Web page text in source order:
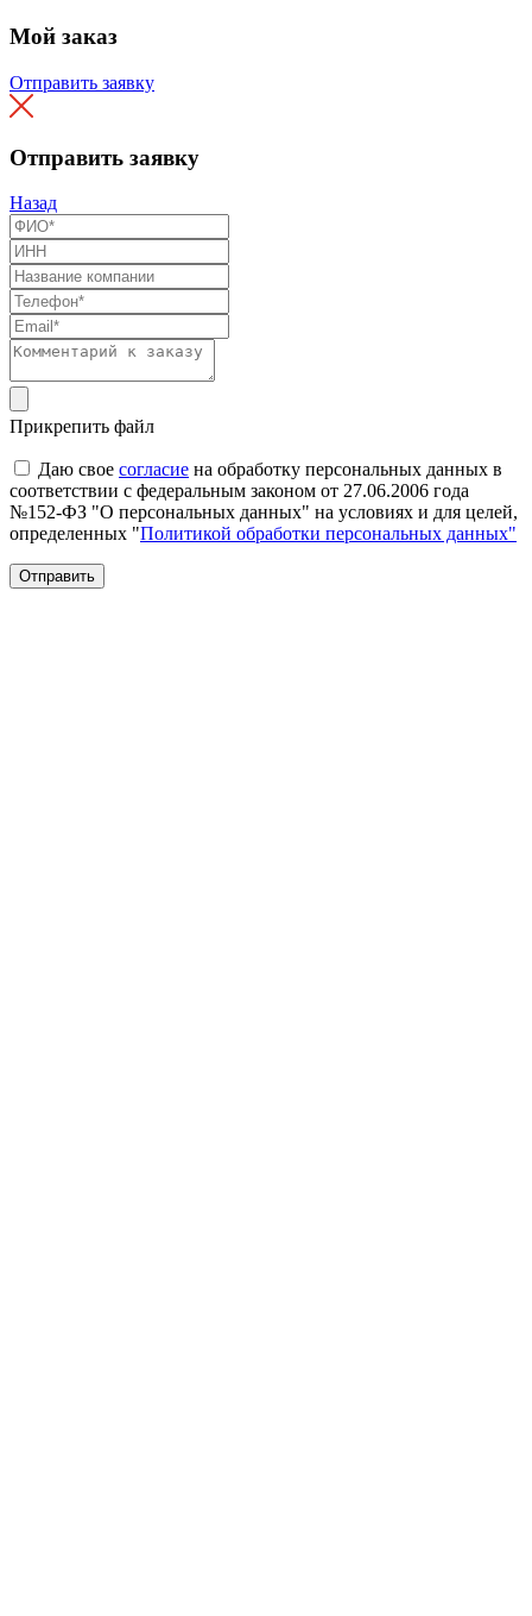
Мой заказ
Отправить заявку
Отправить заявку
Назад
Прикрепить файл
Даю свое согласие на обработку персональных данных в
соответствии с федеральным законом от 27.06.2006 года
№152-ФЗ "О персональных данных" на условиях и для целей,
определенных "Политикой обработки персональных данных"
Отправить